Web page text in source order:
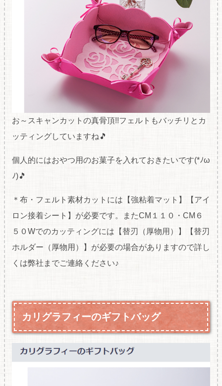
お～スキャンカットの真骨頂!!フェルトもバッチリとカ
ッティングしていますね🎵
個人的にはおやつ用のお菓子を入れておきたいです(*ﾉω
ﾉ)🎵
＊布・フェルト素材カットには【強粘着マット】【アイ
ロン接着シート】が必要です。またCM１１０・CM６
５０Wでのカッティングには【替刃（厚物用）】【替刃
ホルダー（厚物用）】が必要の場合がありますので詳し
くは弊社までご連絡ください♪
カリグラフィーのギフトバッグ